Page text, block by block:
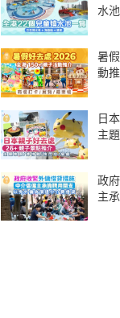
水
暑
動
日
主
政
主